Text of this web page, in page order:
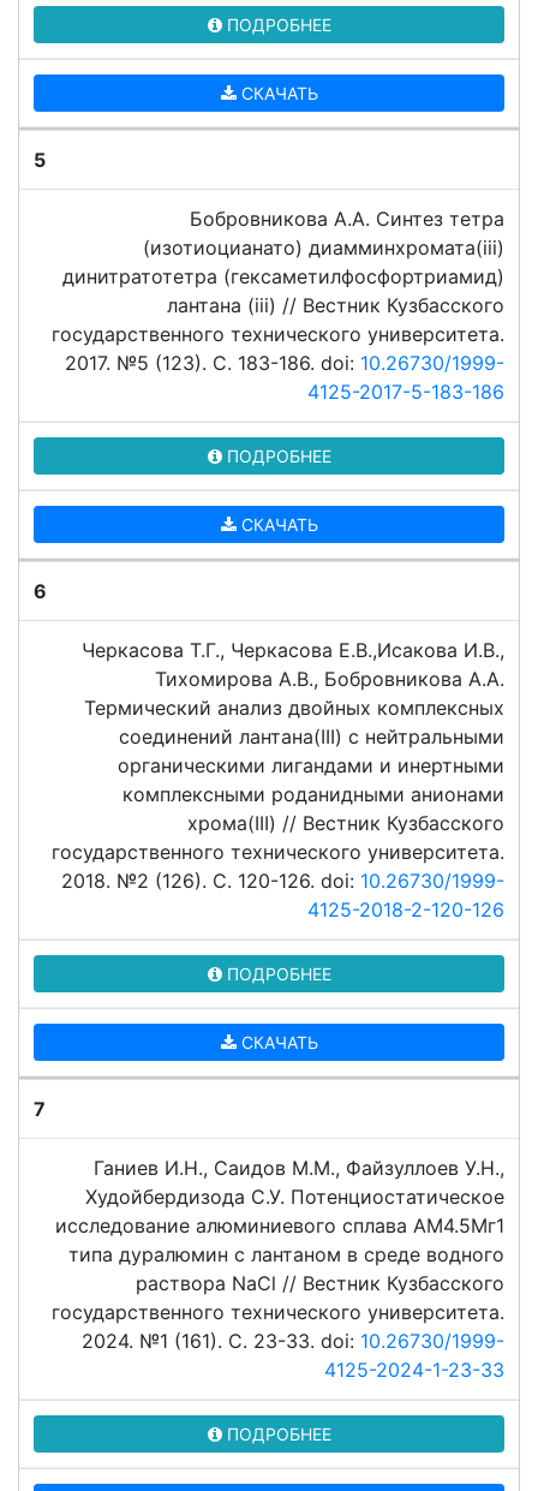
ПОДРОБНЕЕ
СКАЧАТЬ
5
Бобровникова А.А. Синтез тетра
(изотиоцианато) диамминхромата(iii)
динитратотетра (гексаметилфосфортриамид)
лантана (iii) // Вестник Кузбасского
государственного технического университета.
2017. №5 (123). C. 183-186. doi: 10.26730/1999-
4125-2017-5-183-186
ПОДРОБНЕЕ
СКАЧАТЬ
6
Черкасова Т.Г., Черкасова Е.В.,Исакова И.В.,
Тихомирова А.В., Бобровникова А.А.
Термический анализ двойных комплексных
соединений лантана(III) с нейтральными
органическими лигандами и инертными
комплексными роданидными анионами
хрома(III) // Вестник Кузбасского
государственного технического университета.
2018. №2 (126). C. 120-126. doi: 10.26730/1999-
4125-2018-2-120-126
ПОДРОБНЕЕ
СКАЧАТЬ
7
Ганиев И.Н., Саидов М.М., Файзуллоев У.Н.,
Худойбердизода С.У. Потенциостатическое
исследование алюминиевого сплава AM4.5Mг1
типа дуралюмин с лантаном в среде водного
раствора NaCl // Вестник Кузбасского
государственного технического университета.
2024. №1 (161). C. 23-33. doi: 10.26730/1999-
4125-2024-1-23-33
ПОДРОБНЕЕ